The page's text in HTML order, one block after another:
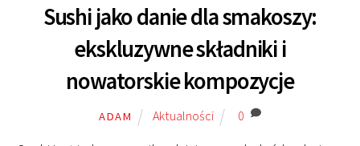
Sushi jako danie dla smakoszy:
ekskluzywne składniki i
nowatorskie kompozycje
ADAM Aktualności 0